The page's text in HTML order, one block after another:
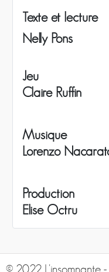
Texte et lecture
Nelly Pons
Jeu
Claire Ruffin
Musique
Lorenzo
Production
Elise Octru
© 2022 L'insomnante -